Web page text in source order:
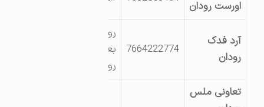
اورست رودان
آرد فدک
رودان
7664222774
رودان- یک کیلومتر
بعد از پمپ بنزین-
روبروی منبع آب
تعاونی ملس